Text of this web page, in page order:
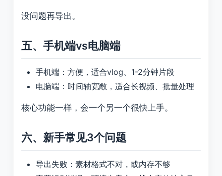
没问题再导出。
五、手机端vs电脑端
手机端：方便，适合vlog、1-2分钟片段
电脑端：时间轴宽敞，适合长视频、批量处理
核心功能一样，会一个另一个很快上手。
六、新手常见3个问题
导出失败：素材格式不对，或内存不够